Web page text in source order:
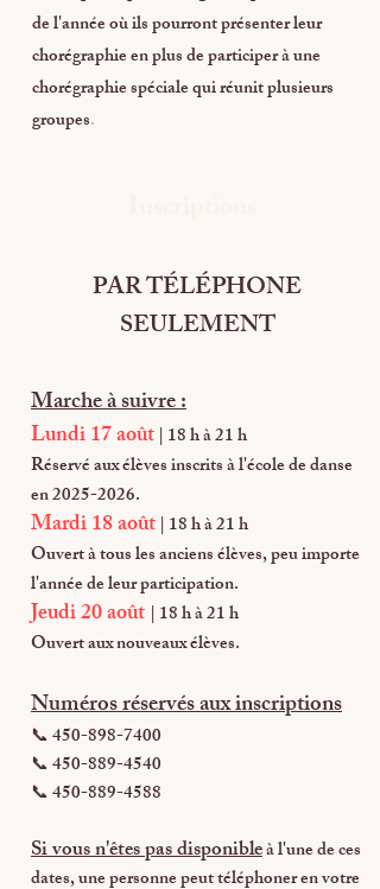
de l'année où ils pourront présenter leur
chorégraphie en plus de participer à une
chorégraphie spéciale qui réunit plusieurs
groupes.
PAR TÉLÉPHONE
SEULEMENT
Marche à suivre :
Lundi 17 août| 18 h à 21 h
Réservé aux élèves inscrits à l'école de danse
en2025-2026.
Mardi 18 août| 18 h à 21 h
Ouvert à tous les anciens élèves, peu importe
l'année de leur participation.
Jeudi 20 août | 18 h à 21 h
Ouvert aux nouveaux élèves.
Numéros réservés aux inscriptions
📞450-898-7400
📞 450-889-4540
📞 450-889-4588
Si vous n'êtes pas disponibleà l'une de ces
dates, une personne peut téléphoner en votre